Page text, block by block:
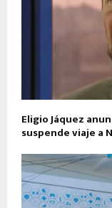
Eligio Jáquez
suspende viaje a